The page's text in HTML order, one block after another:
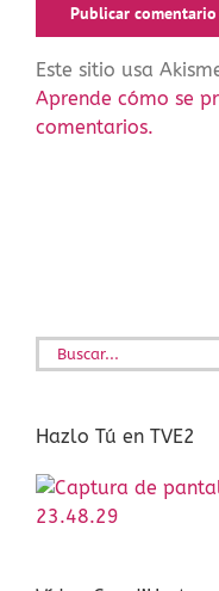
Este sitio usa
Aprende cómo se
comentarios.
Buscar:
Hazlo Tú en TVE2